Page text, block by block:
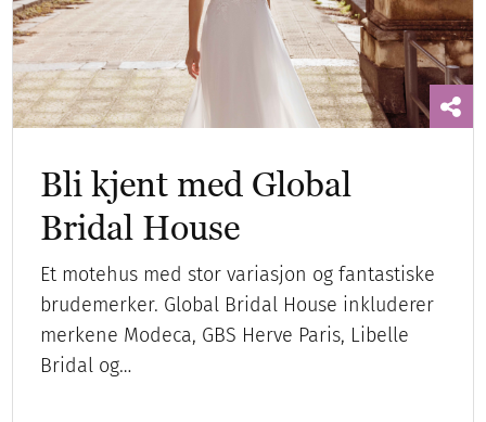
Bli kjent med Global
Bridal House
Et motehus med stor variasjon og fantastiske
brudemerker. Global Bridal House inkluderer
merkene Modeca, GBS Herve Paris, Libelle
Bridal og…